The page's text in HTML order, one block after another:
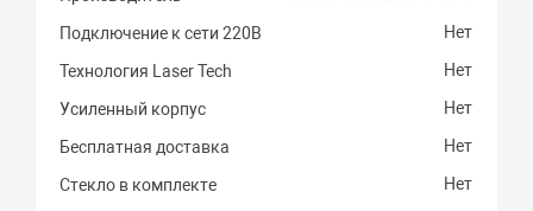
Подключение к сети 220В Нет
Технология Laser Tech Нет
Усиленный корпус Нет
Бесплатная доставка Нет
Стекло в комплекте Нет